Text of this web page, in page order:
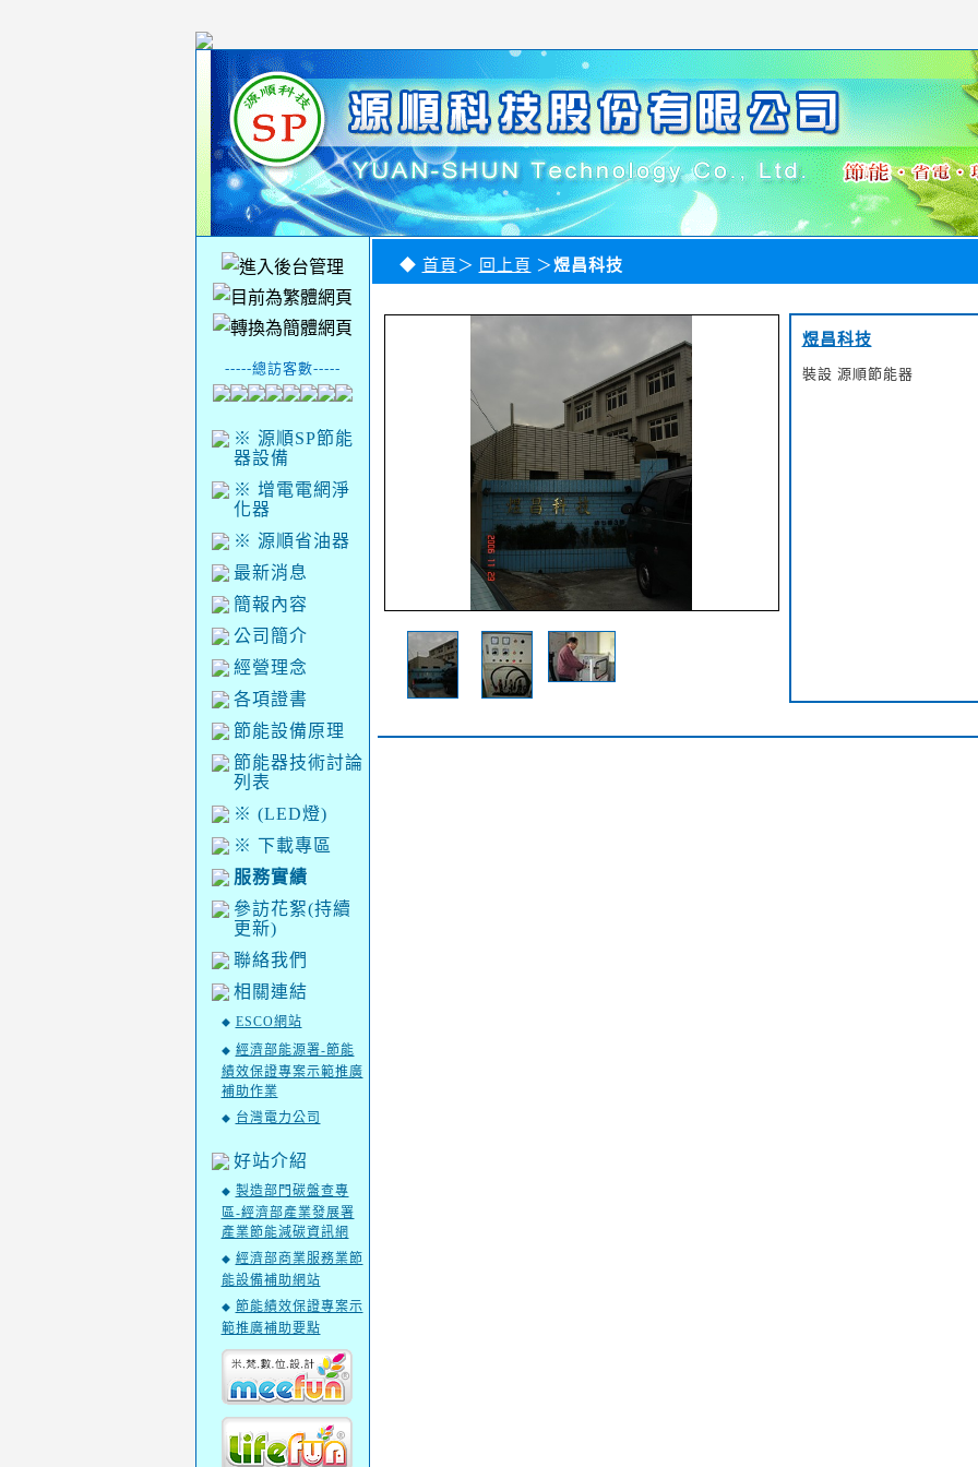
-----總訪客數-----
※ 源順SP節能
器設備
※ 增電電網淨
化器
※ 源順省油器
最新消息
簡報內容
公司簡介
經營理念
各項證書
節能設備原理
節能器技術討論
列表
※ (LED燈)
※ 下載專區
服務實績
參訪花絮(持續
更新)
聯絡我們
相關連結
◆ ESCO網站
◆ 經濟部能源署-節能
績效保證專案示範推廣
補助作業
◆ 台灣電力公司
好站介紹
◆ 製造部門碳盤查專
區-經濟部產業發展署
產業節能減碳資訊網
◆ 經濟部商業服務業節
能設備補助網站
◆ 節能績效保證專案示
範推廣補助要點
◆ 首頁 ＞ 回上頁 ＞煜昌科技
煜昌科技
裝設 源順節能器